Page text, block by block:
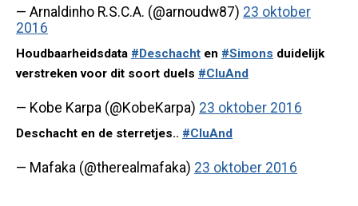
— Arnaldinho R.S.C.A. (@arnoudw87) 23 oktober
2016
Houdbaarheidsdata #Deschacht en #Simons duidelijk
verstreken voor dit soort duels #CluAnd
— Kobe Karpa (@KobeKarpa) 23 oktober 2016
Deschacht en de sterretjes.. #CluAnd
— Mafaka (@therealmafaka) 23 oktober 2016